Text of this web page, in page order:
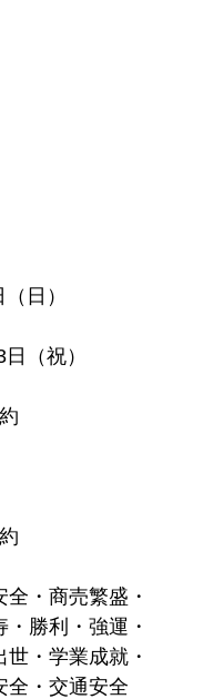
日）
（祝）
・商売繁盛・
勝利・強運・
・学業成就・
全・交通安全